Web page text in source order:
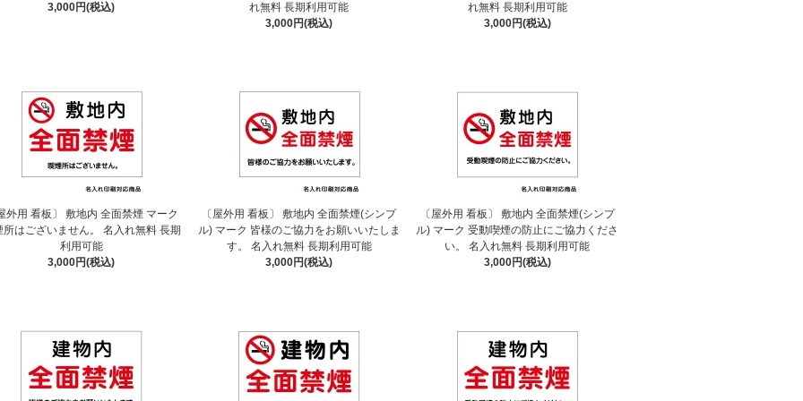
3,000円(税込)
れ無料 長期利用可能
3,000円(税込)
れ無料 長期利用可能
3,000円(税込)
外用 看板〕 敷地内 全面禁煙 マーク
所はございません。 名入れ無料 長期
利用可能
3,000円(税込)
〔屋外用 看板〕 敷地内 全面禁煙(シンプ
ル) マーク 皆様のご協力をお願いいたしま
す。 名入れ無料 長期利用可能
3,000円(税込)
〔屋外用 看板〕 敷地内 全面禁煙(シンプ
ル) マーク 受動喫煙の防止にご協力くださ
い。 名入れ無料 長期利用可能
3,000円(税込)